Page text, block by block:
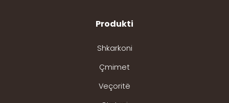
Produkti
Shkarkoni
Çmimet
Veçoritë